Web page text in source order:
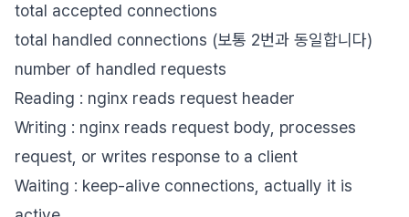
total accepted connections
total handled connections (보통 2번과 동일합니다)
number of handled requests
Reading : nginx reads request header
Writing : nginx reads request body, processes
request, or writes response to a client
Waiting : keep-alive connections, actually it is